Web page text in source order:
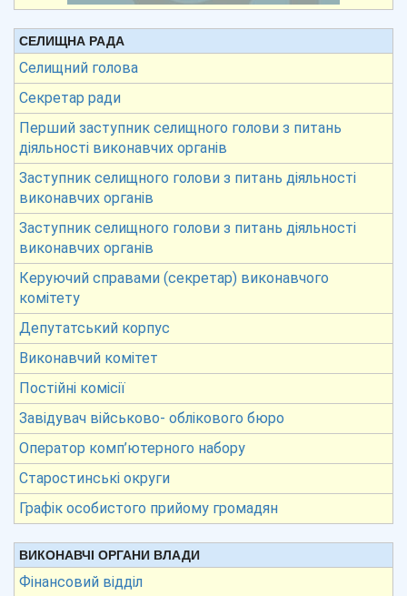
СЕЛИЩНА РАДА
Селищний голова
Секретар ради
Перший заступник селищного голови з питань
діяльності виконавчих органів
Заступник селищного голови з питань діяльності
виконавчих органів
Заступник селищного голови з питань діяльності
виконавчих органів
Керуючий справами (секретар) виконавчого
комітету
Депутатський корпус
Виконавчий комітет
Постійні комісії
Завідувач військово- облікового бюро
Оператор комп’ютерного набору
Старостинські округи
Графік особистого прийому громадян
ВИКОНАВЧІ ОРГАНИ ВЛАДИ
Фінансовий відділ